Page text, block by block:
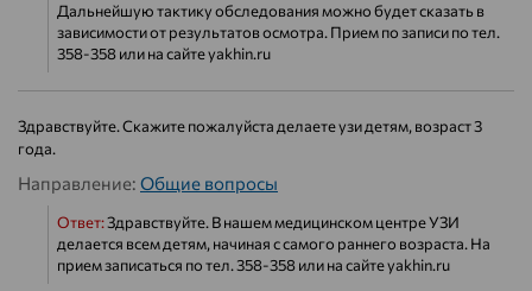
Дальнейшую тактику обследования можно будет сказать в
зависимости от результатов осмотра. Прием по записи по тел.
358-358 или на сайте yakhin.ru
Здравствуйте. Скажите пожалуйста делаете узи детям, возраст 3
года.
Направление: Общие вопросы
Ответ:Здравствуйте. В нашем медицинском центре УЗИ
делается всем детям, начиная с самого раннего возраста. На
прием записаться по тел. 358-358 или на сайте yakhin.ru